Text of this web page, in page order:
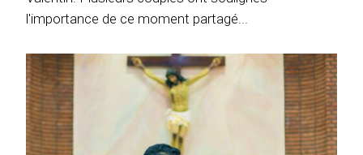
l'importance de ce moment partagé...